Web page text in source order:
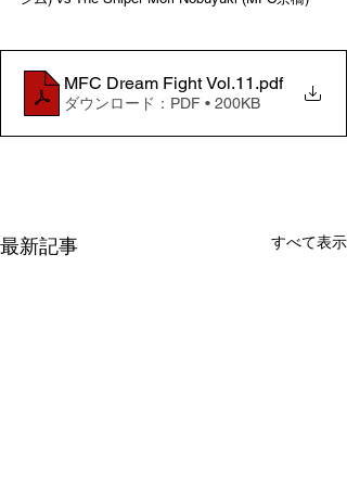
MFC Dream Fight Vol.11 .pdf
ダウンロード：PDF • 200KB
最新記事 すべて表示